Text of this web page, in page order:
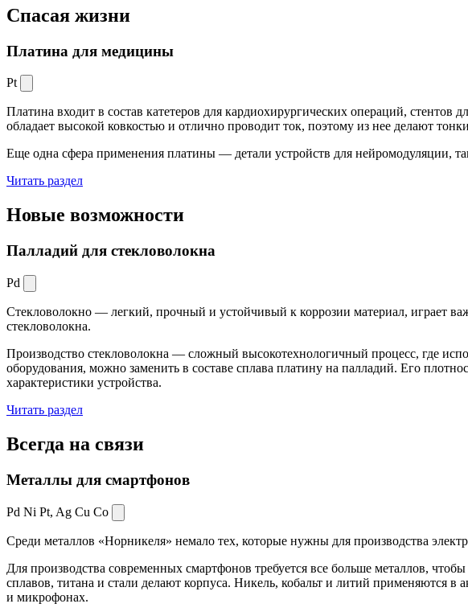
Спасая жизни
Платина для медицины
Pt
Платина входит в состав катетеров для кардиохирургических операций,
обладает высокой ковкостью и отлично проводит ток, поэтому из нее делают
Еще одна сфера применения платины — детали устройств для нейромодуляции,
Читать раздел
Новые возможности
Палладий для стекловолокна
Pd
Стекловолокно — легкий, прочный и устойчивый к коррозии материал, играет
стекловолокна.
Производство стекловолокна — сложный высокотехнологичный процесс, где
оборудования, можно заменить в составе сплава платину на палладий. Его
характеристики устройства.
Читать раздел
Всегда на связи
Металлы для смартфонов
Pd Ni Pt, Ag Cu Co
Среди металлов «Норникеля» немало тех, которые нужны для производства
Для производства современных смартфонов требуется все больше металлов,
сплавов, титана и стали делают корпуса. Никель, кобальт и литий применяются
и микрофонах.